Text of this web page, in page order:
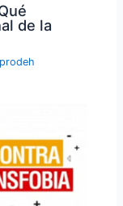
de la